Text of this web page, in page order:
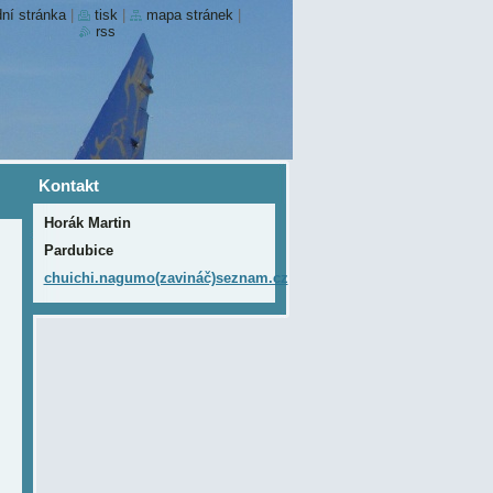
Kontakt
Horák Martin
Pardubice
chuichi.nagumo(zavináč)seznam.cz
stránka tisk mapa stránek
rss